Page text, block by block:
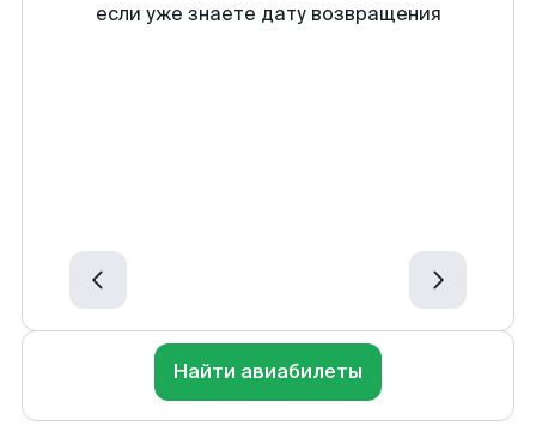
если уже знаете дату возвращения
Найти авиабилеты